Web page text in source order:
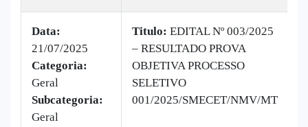
Data:
21/07/2025
Categoria:
Geral
Subcategoria:
Geral
Titulo: EDITAL Nº 003/2025
– RESULTADO PROVA
OBJETIVA PROCESSO
SELETIVO
001/2025/SMECET/NMV/MT